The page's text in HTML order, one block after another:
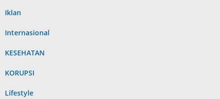
Iklan
Internasional
KESEHATAN
KORUPSI
Lifestyle